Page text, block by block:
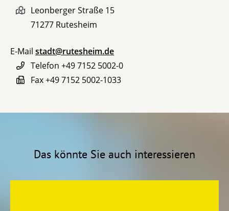
Leonberger Straße 15
71277 Rutesheim
E-Mail stadt@rutesheim.de
Telefon +49 7152 5002-0
Fax+49 7152 5002-1033
Das könnte Sie auch interessieren